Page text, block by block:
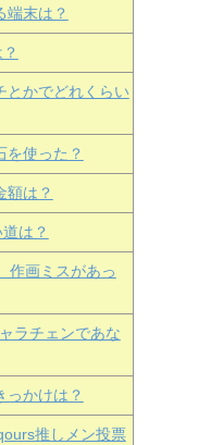
端末は？
とかでどれくらい
を使った？
額は？
は？
作画ミスがあっ
ラチェンであな
っかけは？
推しメン投票